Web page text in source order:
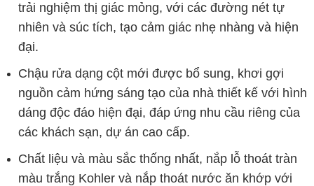
trải nghiệm thị giác mỏng, với các đường nét tự
nhiên và súc tích, tạo cảm giác nhẹ nhàng và hiện
đại.
Chậu rửa dạng cột mới được bổ sung, khơi gợi
nguồn cảm hứng sáng tạo của nhà thiết kế với hình
dáng độc đáo hiện đại, đáp ứng nhu cầu riêng của
các khách sạn, dự án cao cấp.
Chất liệu và màu sắc thống nhất, nắp lỗ thoát tràn
màu trắng Kohler và nắp thoát nước ăn khớp với